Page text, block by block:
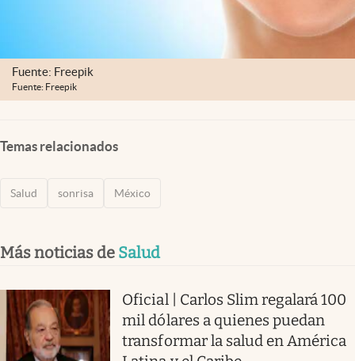
Fuente: Freepik
Fuente: Freepik
Temas relacionados
Salud sonrisa México
Más noticias de Salud
Oficial | Carlos Slim regalará 100
mil dólares a quienes puedan
transformar la salud en América